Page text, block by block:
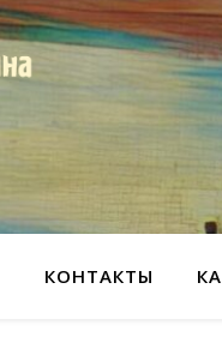
КОНТАКТЫ